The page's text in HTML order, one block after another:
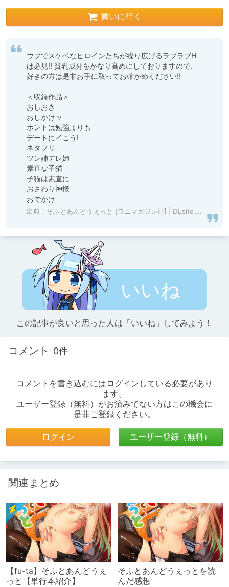
買いに行く
ウブでスケベなヒロインたちが繰り広げるラブラブH
は必見!! 貧乳成分をかなり高めにしておりますので、
好きの方は是非お手に取ってお確かめください!!
＜収録作品＞
おしおき
おしかけッ
ホントは勉強よりも
デートにイこう!
ネタフリ
ツン姉デレ姉
素直な子猫
子猫は素直に
おさわり神様
おでかけ
出典： そふとあんどうぇっと [ワニマガジン社] | DLsite 成年コミック - R18
いいね
この記事が良いと思った人は「いいね」してみよう！
コメント 0件
コメントを書き込むにはログインしている必要があり
ます。
ユーザー登録（無料）がお済みでない方はこの機会に
是非ご登録ください。
ログイン ユーザー登録（無料）
関連まとめ
【fu-ta】そふとあんどうぇ
っと【単行本紹介】
そふとあんどうぇっとを読
んだ感想